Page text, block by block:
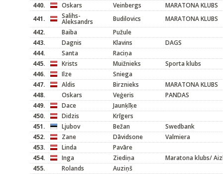
440.
Oskars Veinbergs
MARATONA KLUBS
441.
Salihs-
Aleksandrs Budilovics
MARATONA KLUBS
442.
Baiba
Pužule
443.
Dagnis Klavins
DAGS
444.
Santa
Raciņa
445.
Krists Muižnieks
Sporta klubs
446.
Ilze
Sniega
447.
Aldis Birznieks
MARATONA KLUBS
448.
Oskars Veģeris
PANDAS
449.
Dace
Jaunķīķe
450.
Didzis
Krīgers
451.
Ljubov Bežan
Swedbank
452.
Zane Dāvidsone
Valmiera
453.
Linda
Pavāre
454.
Inga Ziediņa
Maratona klubs/
455.
Rolands
Auziņš